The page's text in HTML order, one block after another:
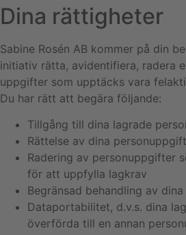
Dina rättigheter
Sabine Rosén AB kommer på din
initiativ rätta, avidentifiera, radera
uppgifter som upptäcks vara
Du har rätt att begära följande:
Tillgång till dina lagrade
Rättelse av dina
Radering av personuppgifter
för att uppfylla lagkrav
Begränsad behandling av
Dataportabilitet, d.v.s. dina
överförda till en annan